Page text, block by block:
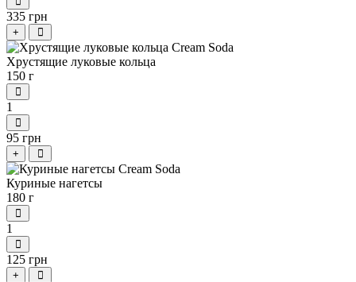
335 грн
+
Хрустящие луковые кольца
150 г
1
95 грн
+
Куриные нагетсы
180 г
1
125 грн
+